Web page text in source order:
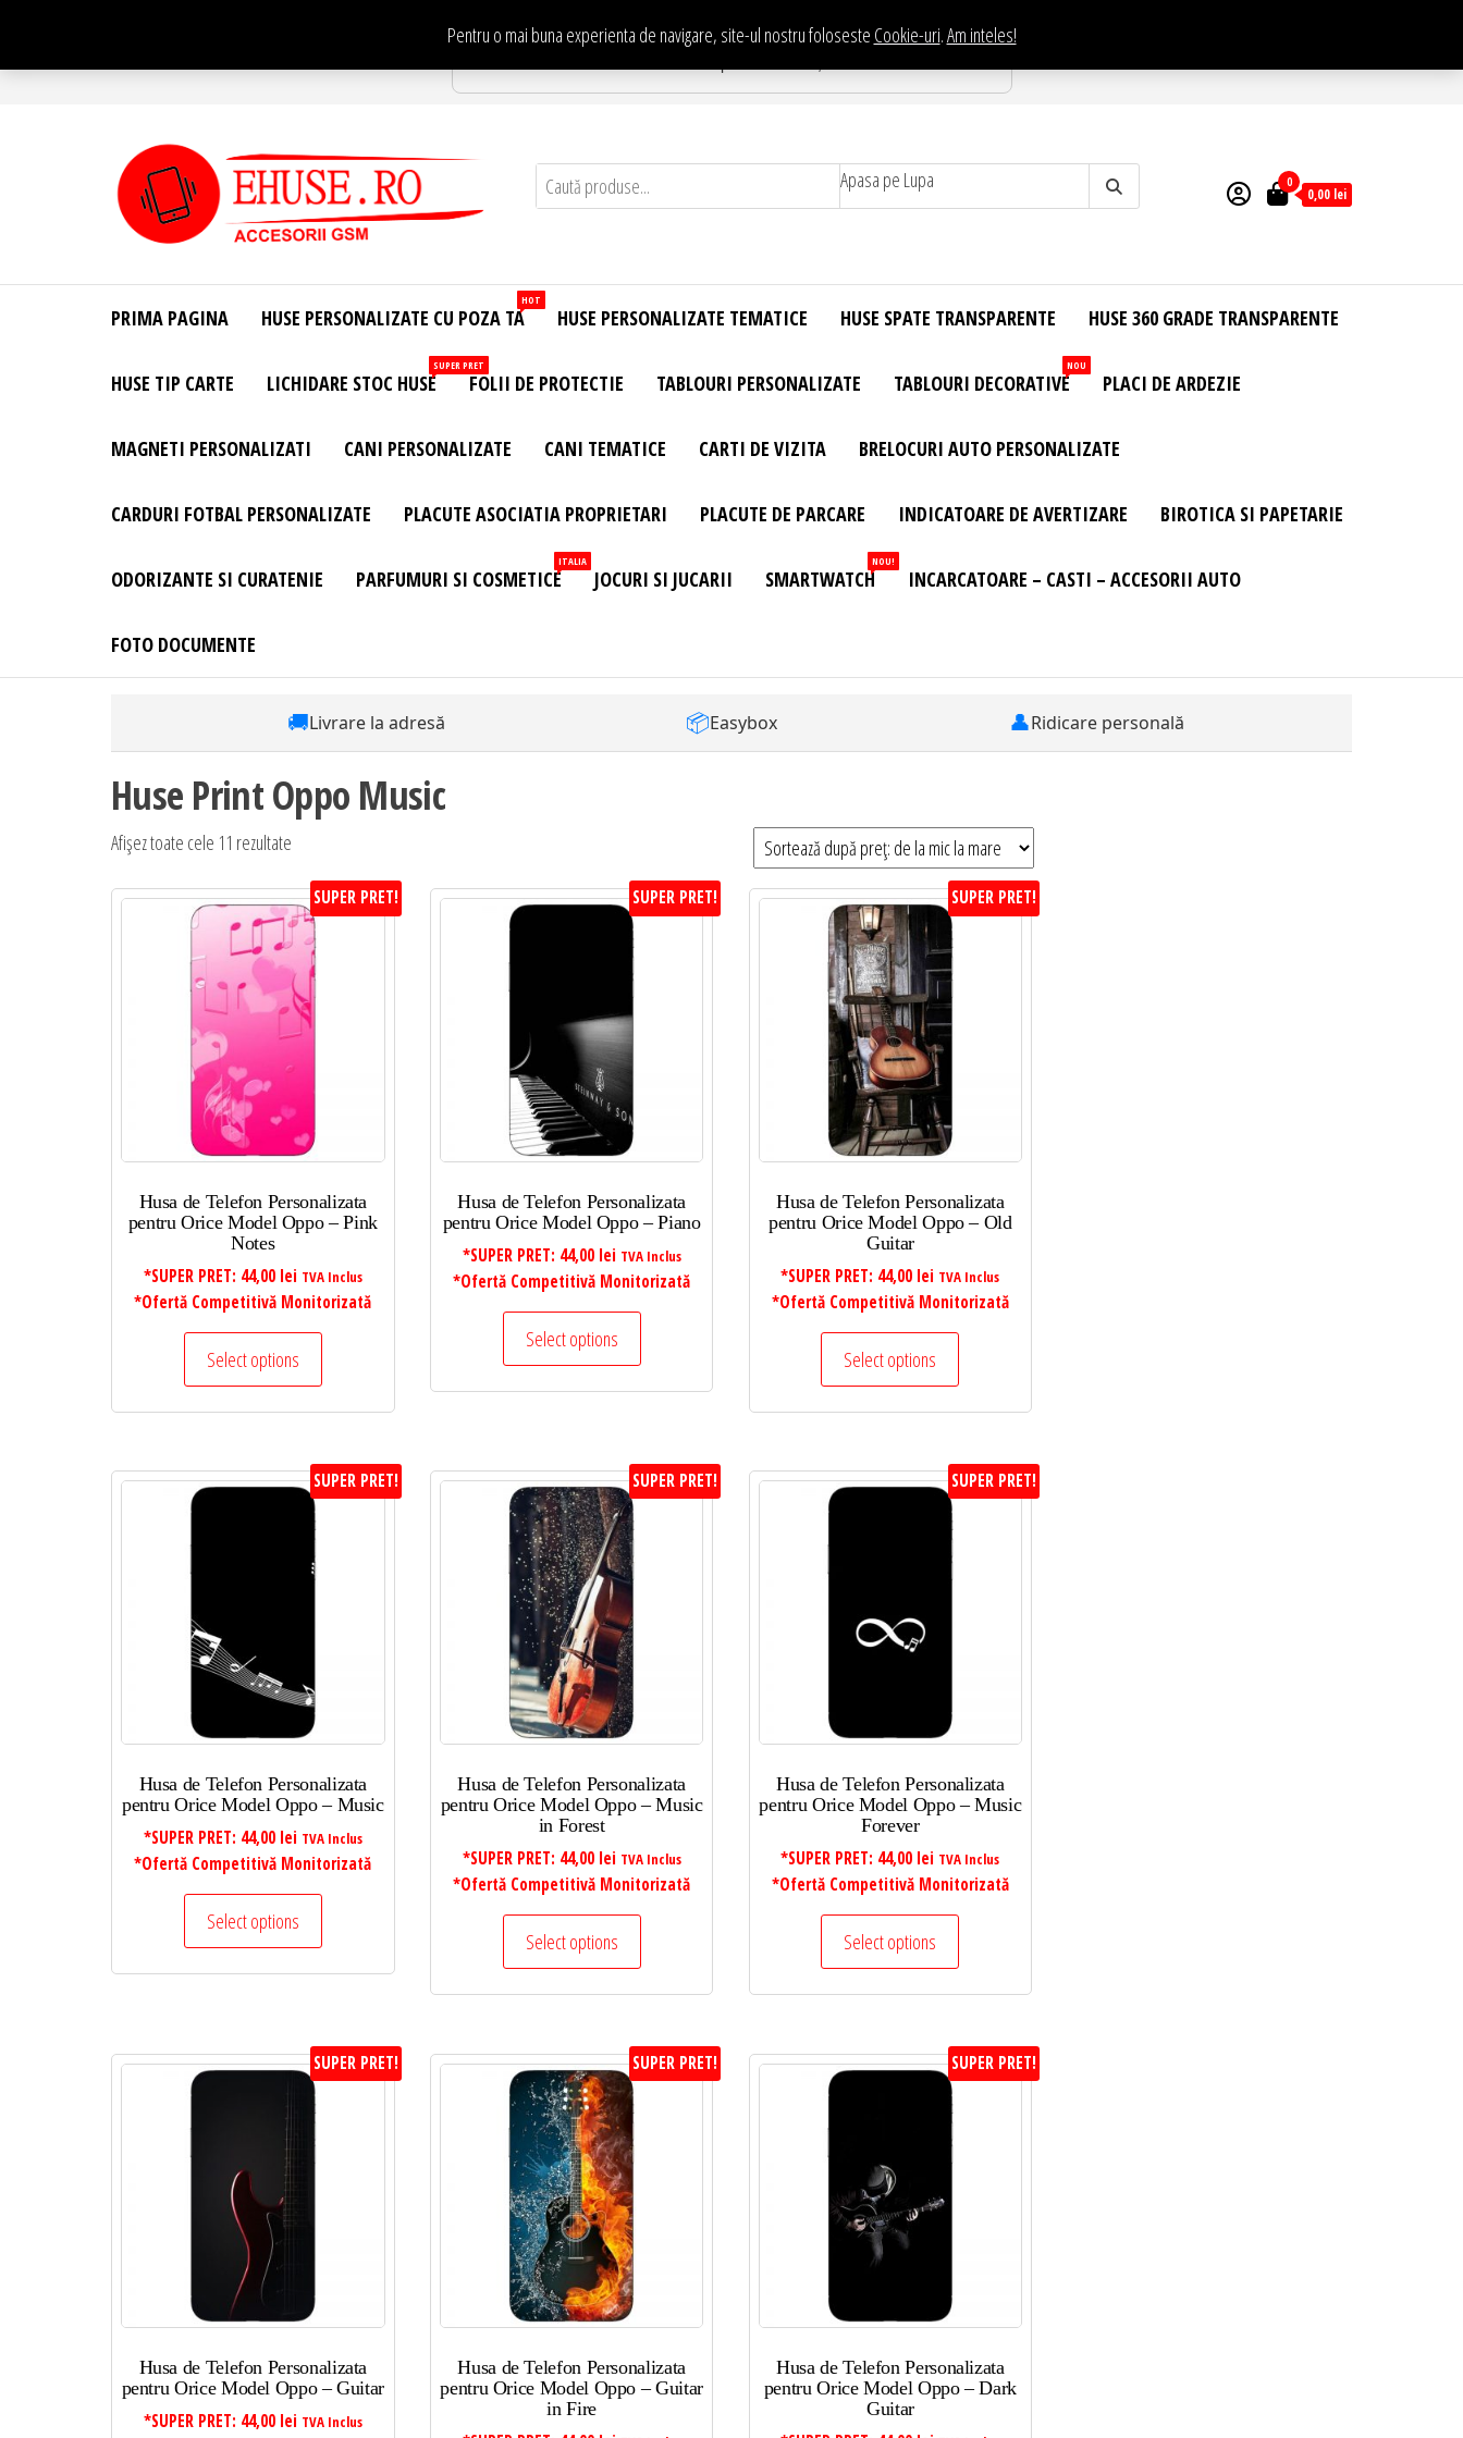
conținut
Pentru o mai buna experienta de navigare, site-ul nostru foloseste Cookie-uri.Am inteles!
Te asteptam in Showroom eHuse.ro
Site Oficial .
Huse
Personalizate
Huse
Personalizate
Telefon –
– Accesorii
Apasa pe Lupa 0
0,00 lei
PRIMA PAGINA HUSE PERSONALIZATE CU POZA TA
HOT
HUSE PERSONALIZATE TEMATICE HUSE SPATE TRANSPARENTE HUSE 360 GRADE TRANSPARENTE
HUSE TIP CARTE LICHIDARE STOC HUSE
SUPER PRET
FOLII DE PROTECTIE TABLOURI PERSONALIZATE TABLOURI DECORATIVE
NOU
PLACI DE ARDEZIE
MAGNETI PERSONALIZATI CANI PERSONALIZATE CANI TEMATICE CARTI DE VIZITA BRELOCURI AUTO PERSONALIZATE
CARDURI FOTBAL PERSONALIZATE PLACUTE ASOCIATIA PROPRIETARI PLACUTE DE PARCARE INDICATOARE DE AVERTIZARE BIROTICA SI PAPETARIE
ODORIZANTE SI CURATENIE PARFUMURI SI COSMETICE
ITALIA
JOCURI SI JUCARII SMARTWATCH
NOU!
INCARCATOARE – CASTI – ACCESORII AUTO
FOTO DOCUMENTE
🚚Livrare la adresă 📦Easybox 👤Ridicare personală
Huse Print Oppo Music
Afișez toate cele 11 rezultate
preț:
de
la
mic
la
SUPER PRET!
Husa de Telefon Personalizata
pentru Orice Model Oppo – Pink
Notes
*SUPER PRET: 44,00 lei TVA Inclus
*Ofertă Competitivă Monitorizată
Select options
SUPER PRET!
Husa de Telefon Personalizata
pentru Orice Model Oppo – Piano
*SUPER PRET: 44,00 lei TVA Inclus
*Ofertă Competitivă Monitorizată
Select options
SUPER PRET!
Husa de Telefon Personalizata
pentru Orice Model Oppo – Old
Guitar
*SUPER PRET: 44,00 lei TVA Inclus
*Ofertă Competitivă Monitorizată
Select options
SUPER PRET!
Husa de Telefon Personalizata
pentru Orice Model Oppo – Music
*SUPER PRET: 44,00 lei TVA Inclus
*Ofertă Competitivă Monitorizată
Select options
SUPER PRET!
Husa de Telefon Personalizata
pentru Orice Model Oppo – Music
in Forest
*SUPER PRET: 44,00 lei TVA Inclus
*Ofertă Competitivă Monitorizată
Select options
SUPER PRET!
Husa de Telefon Personalizata
pentru Orice Model Oppo – Music
Forever
*SUPER PRET: 44,00 lei TVA Inclus
*Ofertă Competitivă Monitorizată
Select options
SUPER PRET!
Husa de Telefon Personalizata
pentru Orice Model Oppo – Guitar
*SUPER PRET: 44,00 lei TVA Inclus
SUPER PRET!
Husa de Telefon Personalizata
pentru Orice Model Oppo – Guitar
in Fire
SUPER PRET!
Husa de Telefon Personalizata
pentru Orice Model Oppo – Dark
Guitar